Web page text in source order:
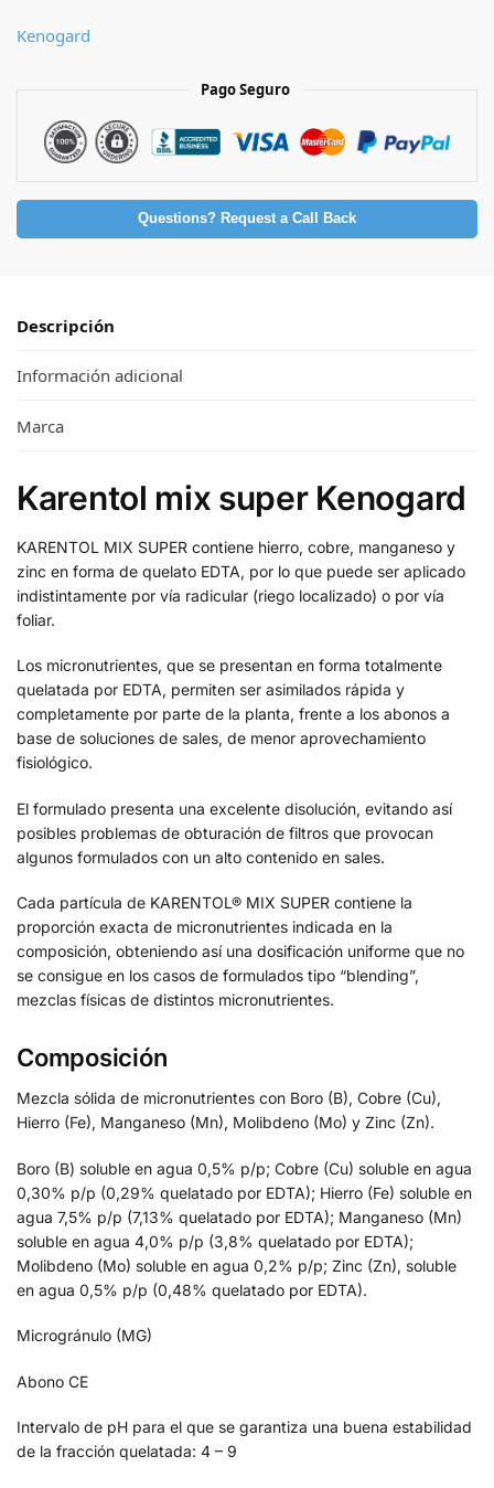
Kenogard
Pago Seguro
Questions? Request a Call Back
Descripción
Información adicional
Marca
Karentol mix super Kenogard
KARENTOL MIX SUPER contiene hierro, cobre, manganeso y
zinc en forma de quelato EDTA, por lo que puede ser aplicado
indistintamente por vía radicular (riego localizado) o por vía
foliar.
Los micronutrientes, que se presentan en forma totalmente
quelatada por EDTA, permiten ser asimilados rápida y
completamente por parte de la planta, frente a los abonos a
base de soluciones de sales, de menor aprovechamiento
fisiológico.
El formulado presenta una excelente disolución, evitando así
posibles problemas de obturación de filtros que provocan
algunos formulados con un alto contenido en sales.
Cada partícula de KARENTOL® MIX SUPER contiene la
proporción exacta de micronutrientes indicada en la
composición, obteniendo así una dosificación uniforme que no
se consigue en los casos de formulados tipo “blending”,
mezclas físicas de distintos micronutrientes.
Composición
Mezcla sólida de micronutrientes con Boro (B), Cobre (Cu),
Hierro (Fe), Manganeso (Mn), Molibdeno (Mo) y Zinc (Zn).
Boro (B) soluble en agua 0,5% p/p; Cobre (Cu) soluble en agua
0,30% p/p (0,29% quelatado por EDTA); Hierro (Fe) soluble en
agua 7,5% p/p (7,13% quelatado por EDTA); Manganeso (Mn)
soluble en agua 4,0% p/p (3,8% quelatado por EDTA);
Molibdeno (Mo) soluble en agua 0,2% p/p; Zinc (Zn), soluble
en agua 0,5% p/p (0,48% quelatado por EDTA).
Microgránulo (MG)
Abono CE
Intervalo de pH para el que se garantiza una buena estabilidad
de la fracción quelatada: 4 – 9